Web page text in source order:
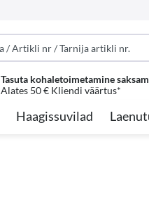
Tasuta kohaletoimetamine
Alates 50 € Kliendi väärtus*
Haagissuvilad